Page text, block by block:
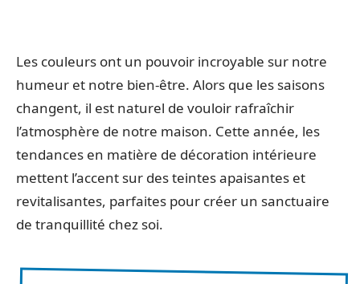
Les couleurs ont un pouvoir incroyable sur notre
humeur et notre bien-être. Alors que les saisons
changent, il est naturel de vouloir rafraîchir
l’atmosphère de notre maison. Cette année, les
tendances en matière de décoration intérieure
mettent l’accent sur des teintes apaisantes et
revitalisantes, parfaites pour créer un sanctuaire
de tranquillité chez soi.